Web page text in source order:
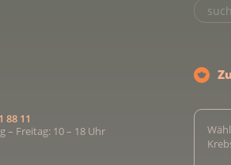
88 11
– Freitag: 10 – 18 Uhr